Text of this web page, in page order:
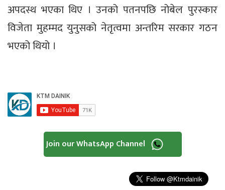
अपदस्थ भएका थिए । उनको पतनपछि नोबेल पुरस्कार
विजेता मुहम्मद युनुसको नेतृत्वमा अन्तरिम सरकार गठन
भएको थियो ।
Join our WhatsApp Channel